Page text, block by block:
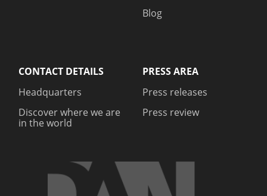
Blog
CONTACT DETAILS
Headquarters
Discover where we are
in the world
PRESS AREA
Press releases
Press review